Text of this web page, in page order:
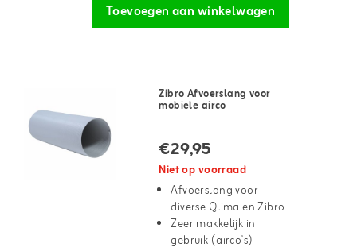
Toevoegen aan winkelwagen
Zibro Afvoerslang voor
mobiele airco
€29,95
Niet op voorraad
Afvoerslang voor
diverse Qlima en Zibro
Zeer makkelijk in
gebruik (airco's)